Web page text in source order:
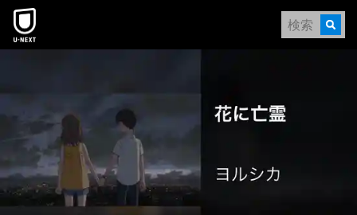
本文へスキップ